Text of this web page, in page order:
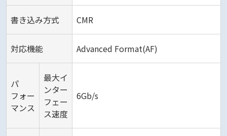
書き込み方式 CMR
対応機能 Advanced Format(AF)
パ
フォー
マンス
最大イ
ンター
フェー
ス速度
6Gb/s